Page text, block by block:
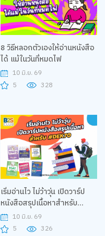
8 วิธีหลอกตัวเองให้อ่านหนังสือ
ได้ แม้ในวันที่หมดไฟ
10 มิ.ย. 69
5
328
เริ่มอ่านไว ไม่ว้าวุ่น เปิดวาร์ป
หนังสือสรุปเนื้อหาสำหรับ
#DEK70
10 มิ.ย. 69
5
326